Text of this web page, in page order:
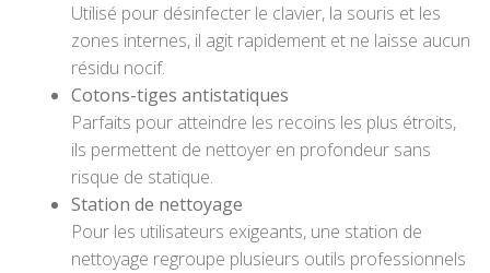
Utilisé pour désinfecter le clavier, la souris et les
zones internes, il agit rapidement et ne laisse aucun
résidu nocif.
Cotons-tiges antistatiques
Parfaits pour atteindre les recoins les plus étroits,
ils permettent de nettoyer en profondeur sans
risque de statique.
Station de nettoyage
Pour les utilisateurs exigeants, une station de
nettoyage regroupe plusieurs outils professionnels